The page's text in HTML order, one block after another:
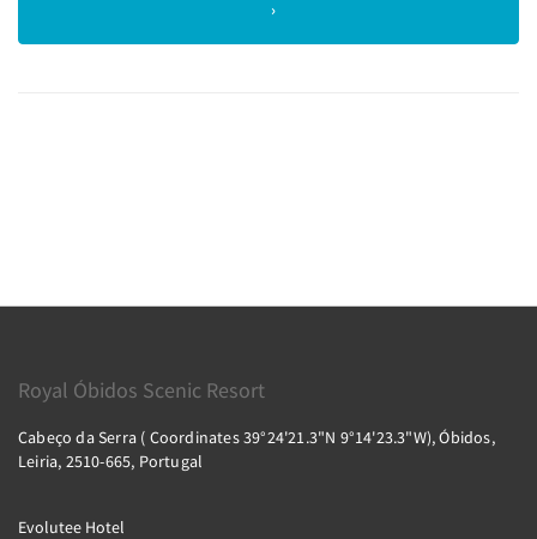
Royal Óbidos Scenic Resort
Cabeço da Serra ( Coordinates 39°24'21.3"N 9°14'23.3"W), Óbidos,
Leiria, 2510-665, Portugal
Evolutee Hotel